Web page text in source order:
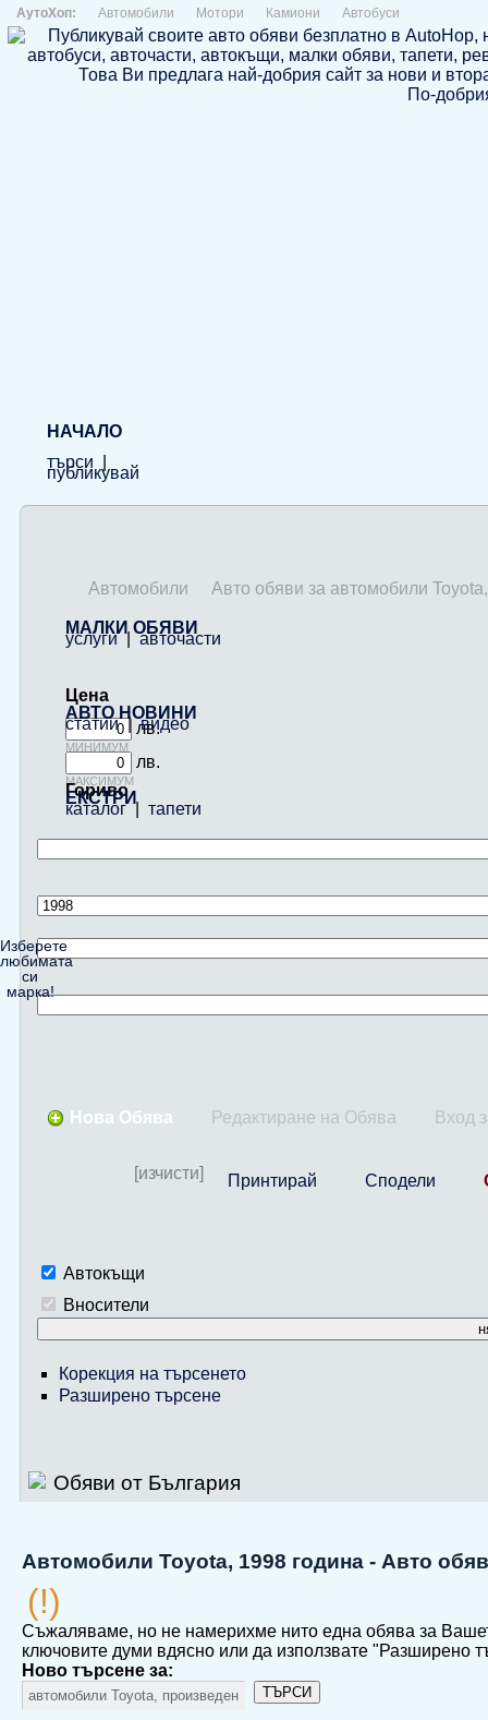
АутоХоп: Автомобили Мотори Камиони Автобуси
По-
НАЧАЛО
търси
публикувай
МАЛКИ ОБЯВИ
услуги|авточасти
АВТО НОВИНИ
статии|видео
ЕКСТРИ
каталог| тапети
Изберете
любимата
си
марка!
Нова Обява Редактиране на Обява Вход
Принтирай Сподели
Автомобили Авто обяви за автомобили
Цена
лв.
минимум
лв.
максимум
Гориво
[изчисти]
Автокъщи
Вносители
Корекция на търсенето
Разширено търсене
Обяви от България
Автомобили Toyota, 1998 година - Авто
(!)
Съжаляваме, но не намерихме нито една обява за
ключовите думи вдясно или да използвате "Разширено
Ново търсене за:
ТЪРСИ